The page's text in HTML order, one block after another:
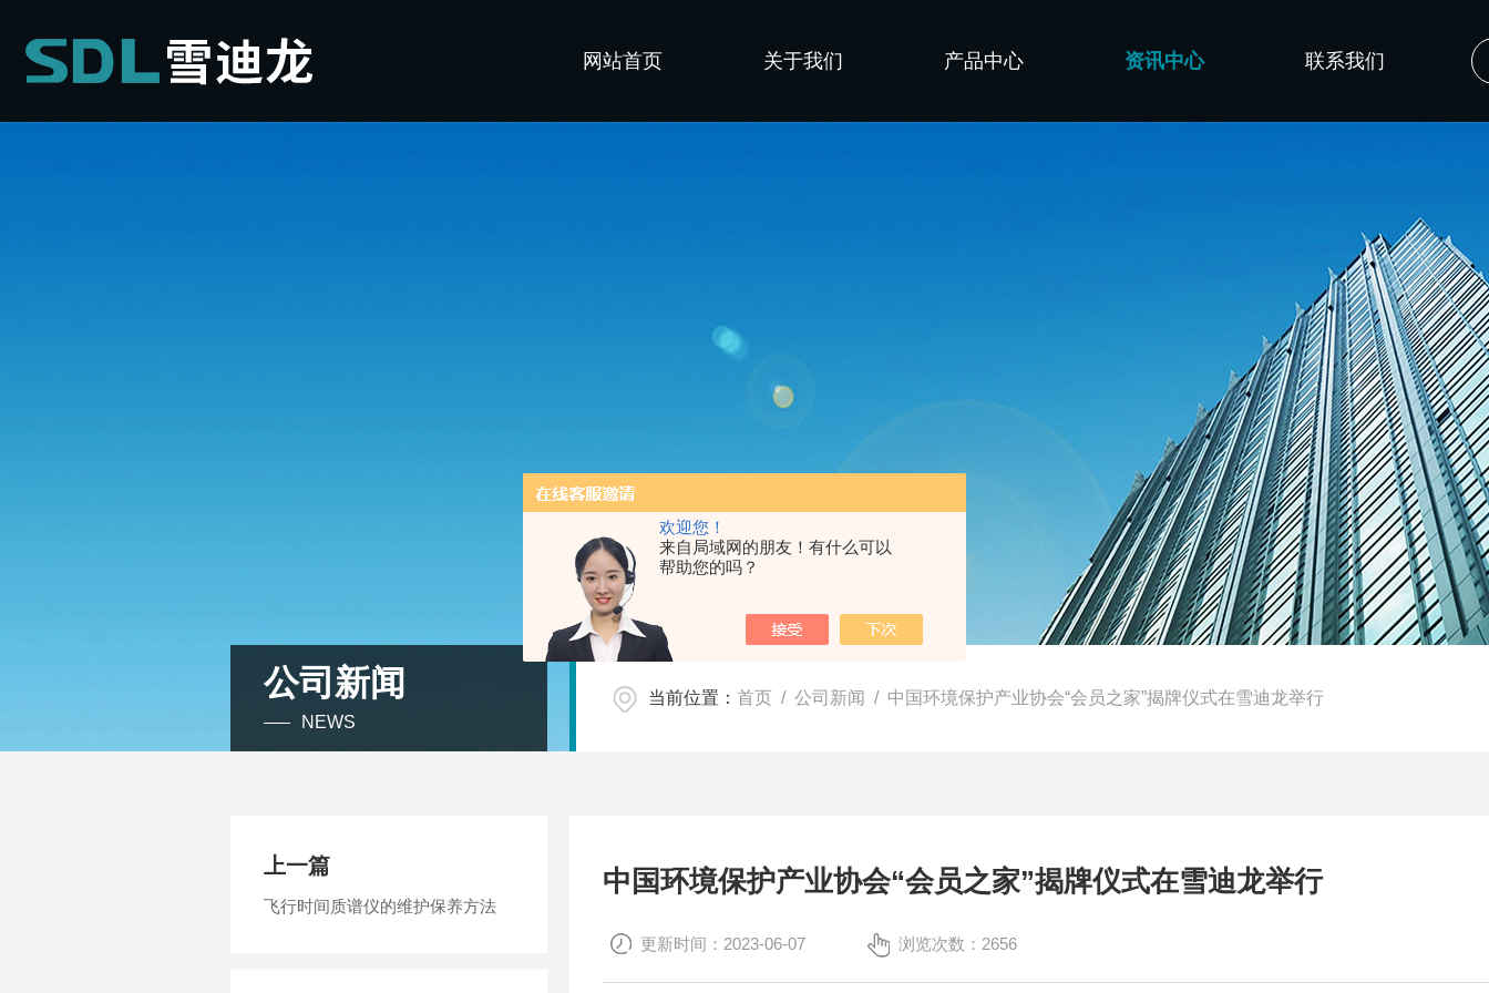
欢迎您！
来自局域网的朋友！有什么可以
帮助您的吗？
网站首页 关于我们 产品中心 资讯中心 联系我们
公司新闻
NEWS
当前位置： 首页 / 公司新闻 / 中国环境保护产业协会“会员之家”揭牌仪式在雪迪龙举行
中国环境保护产业协会“会员之家”揭牌仪式在雪迪龙举行
更新时间：2023-06-07 浏览次数：2656
上一篇
飞行时间质谱仪的维护保养方法